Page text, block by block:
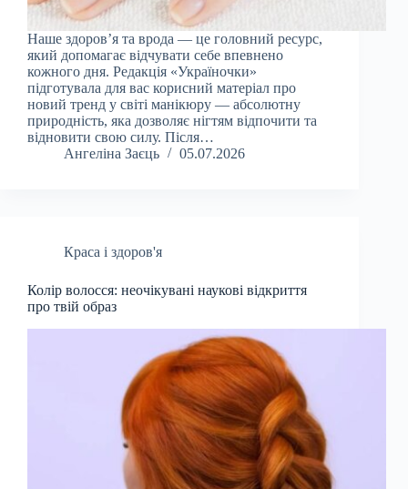
Наше здоров’я та врода — це головний ресурс,
який допомагає відчувати себе впевнено
кожного дня. Редакція «Україночки»
підготувала для вас корисний матеріал про
новий тренд у світі манікюру — абсолютну
природність, яка дозволяє нігтям відпочити та
відновити свою силу. Після…
Ангеліна Заєць
05.07.2026
Краса і здоров'я
Колір волосся: неочікувані наукові відкриття
про твій образ